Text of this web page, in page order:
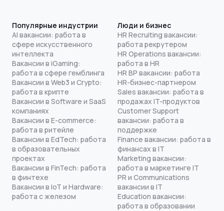
Популярные индустрии
AI вакансии: работа в
сфере искусственного
интеллекта
Вакансии в iGaming:
работа в сфере гемблинга
Вакансии в Web3 и Crypto:
работа в крипте
Вакансии в Software и SaaS
компаниях
Вакансии в E-commerce:
работа в ритейле
Вакансии в EdTech: работа
в образовательных
проектах
Вакансии в FinTech: работа
в финтехе
Вакансии в IoT и Hardware:
работа с железом
Люди и бизнес
HR Recruiting вакансии:
работа рекрутером
HR Operations вакансии:
работа в HR
HR BP вакансии: работа
HR-бизнес-партнером
Sales вакансии: работа в
продажах IT-продуктов
Customer Support
вакансии: работа в
поддержке
Finance вакансии: работа в
финансах в IT
Marketing вакансии:
работа в маркетинге IT
PR и Communications
вакансии в IT
Education вакансии:
работа в образовании